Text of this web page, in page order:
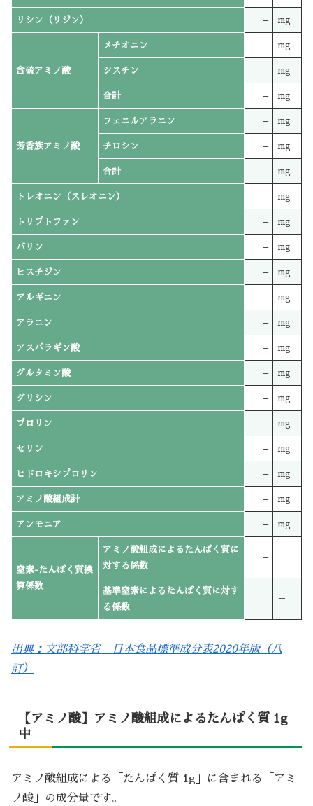
リシン（リジン） – mg
含硫アミノ酸
メチオニン – mg
シスチン – mg
合計 – mg
芳香族アミノ酸
フェニルアラニン – mg
チロシン – mg
合計 – mg
トレオニン（スレオニン） – mg
トリプトファン – mg
バリン – mg
ヒスチジン – mg
アルギニン – mg
アラニン – mg
アスパラギン酸 – mg
グルタミン酸 – mg
グリシン – mg
プロリン – mg
セリン – mg
ヒドロキシプロリン – mg
アミノ酸組成計 – mg
アンモニア – mg
窒素-たんぱく質換
算係数
アミノ酸組成によるたんぱく質に
対する係数
– －
基準窒素によるたんぱく質に対す
る係数
– －
出典：文部科学省 日本食品標準成分表2020年版（八
訂）
【アミノ酸】アミノ酸組成によるたんぱく質 1g
中
アミノ酸組成による「たんぱく質 1g」に含まれる「アミ
ノ酸」の成分量です。